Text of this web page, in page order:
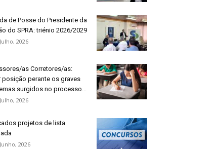
de Posse do Presidente da
do SPRA: triénio 2026/2029
2026
as Corretores/as:
posição perante os graves
surgidos no processo...
2026
projetos de lista
2026